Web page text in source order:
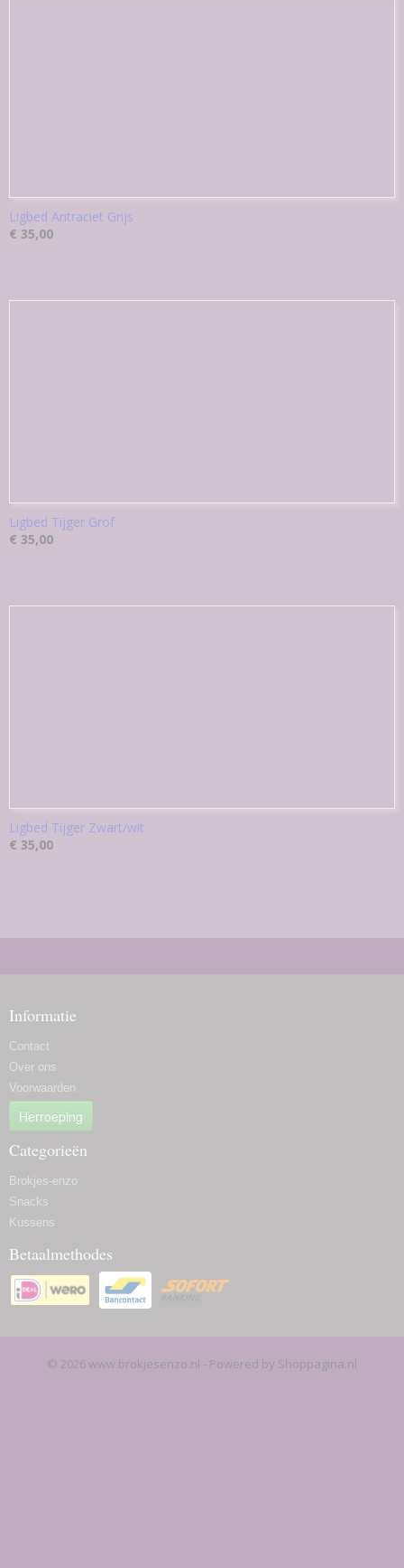
Ligbed Antraciet Grijs
€ 35,00
Ligbed Tijger Grof
€ 35,00
Ligbed Tijger Zwart/wit
€ 35,00
Informatie
Contact
Over ons
Voorwaarden
Herroeping
Categorieën
Brokjes-enzo
Snacks
Kussens
Betaalmethodes
© 2026 www.brokjesenzo.nl - Powered by Shoppagina.nl